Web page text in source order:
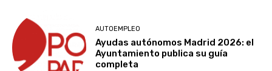
AUTOEMPLEO
Ayudas autónomos Madrid 2026: el
Ayuntamiento publica su guía
completa